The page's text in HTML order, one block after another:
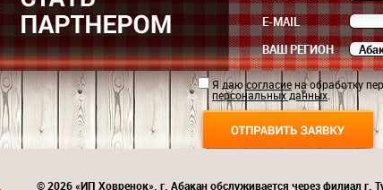
E-MAIL
ВАШ РЕГИОН
Я даюсогласиена обработку
персональных данных.
© 2026 «ИП Ховренок». г. Абакан обслуживается через филиал г.